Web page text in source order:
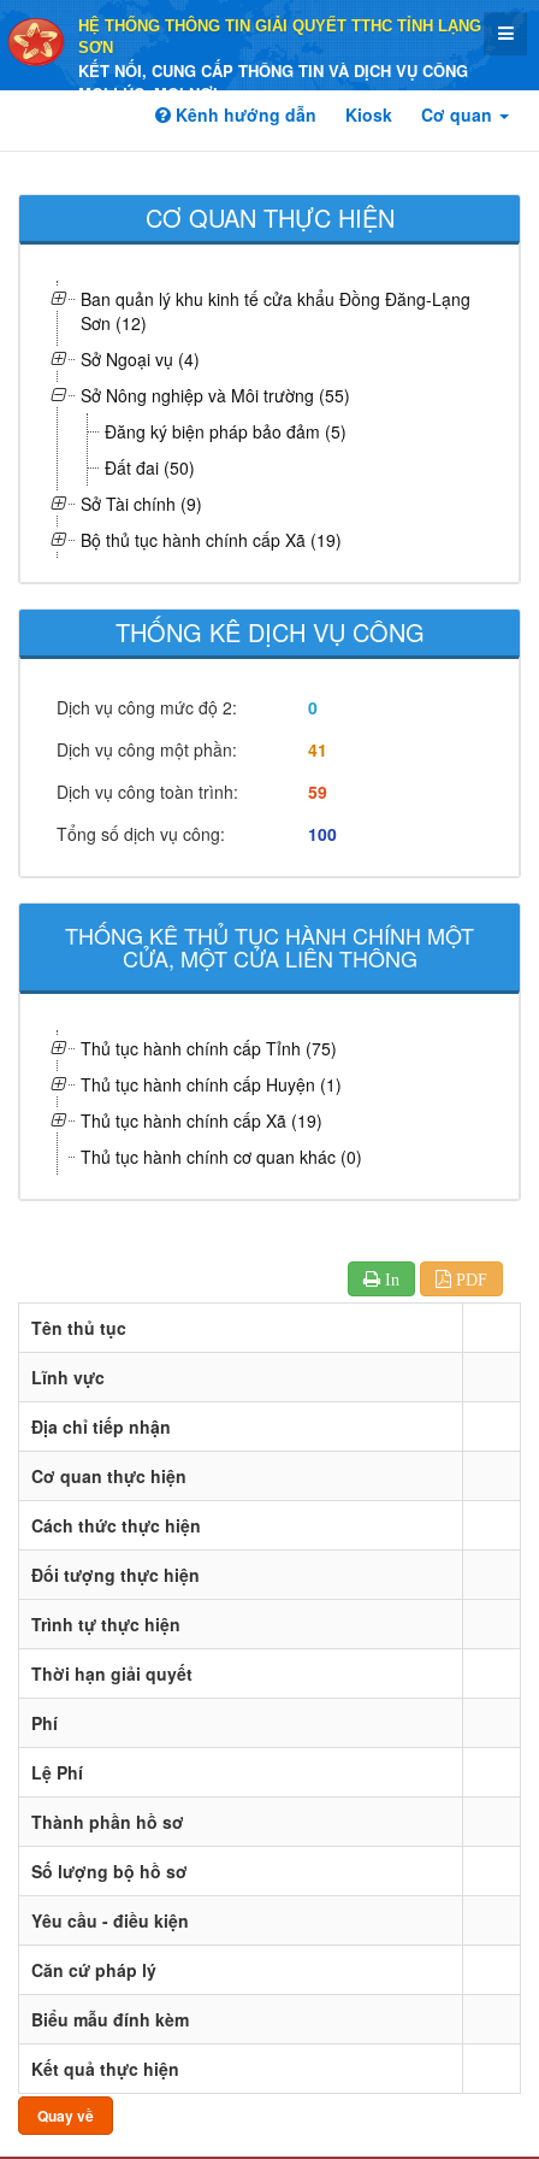
HỆ THỐNG THÔNG TIN GIẢI QUYẾT TTHC TỈNH LẠNG
SƠN
KẾT NỐI, CUNG CẤP THÔNG TIN VÀ DỊCH VỤ CÔNG
MỌI LÚC, MỌI NƠI
Kênh hướng dẫn Kiosk Cơ quan
CƠ QUAN THỰC HIỆN
Ban quản lý khu kinh tế cửa khẩu Đồng Đăng-Lạng
Sơn (12)
Sở Ngoại vụ (4)
Sở Nông nghiệp và Môi trường (55)
Đăng ký biện pháp bảo đảm (5)
Đất đai (50)
Sở Tài chính (9)
Bộ thủ tục hành chính cấp Xã (19)
THỐNG KÊ DỊCH VỤ CÔNG
Dịch vụ công mức độ 2:
0
Dịch vụ công một phần:
41
Dịch vụ công toàn trình:
59
Tổng số dịch vụ công:
100
THỐNG KÊ THỦ TỤC HÀNH CHÍNH MỘT
CỬA, MỘT CỬA LIÊN THÔNG
Thủ tục hành chính cấp Tỉnh (75)
Thủ tục hành chính cấp Huyện (1)
Thủ tục hành chính cấp Xã (19)
Thủ tục hành chính cơ quan khác (0)
In PDF
Tên thủ tục
Lĩnh vực
Địa chỉ tiếp nhận
Cơ quan thực hiện
Cách thức thực hiện
Đối tượng thực hiện
Trình tự thực hiện
Thời hạn giải quyết
Phí
Lệ Phí
Thành phần hồ sơ
Số lượng bộ hồ sơ
Yêu cầu - điều kiện
Căn cứ pháp lý
Biểu mẫu đính kèm
Kết quả thực hiện
Quay về